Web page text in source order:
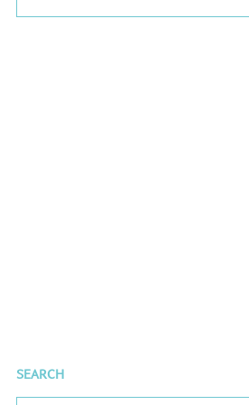
SEARCH